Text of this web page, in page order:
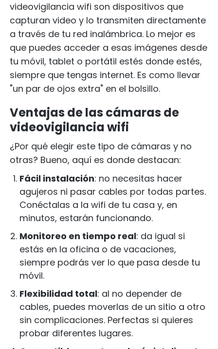
videovigilancia wifi son dispositivos que
capturan video y lo transmiten directamente
a través de tu red inalámbrica. Lo mejor es
que puedes acceder a esas imágenes desde
tu móvil, tablet o portátil estés donde estés,
siempre que tengas internet. Es como llevar
"un par de ojos extra" en el bolsillo.
Ventajas de las cámaras de
videovigilancia wifi
¿Por qué elegir este tipo de cámaras y no
otras? Bueno, aquí es donde destacan:
Fácil instalación: no necesitas hacer
agujeros ni pasar cables por todas partes.
Conéctalas a la wifi de tu casa y, en
minutos, estarán funcionando.
Monitoreo en tiempo real: da igual si
estás en la oficina o de vacaciones,
siempre podrás ver lo que pasa desde tu
móvil.
Flexibilidad total: al no depender de
cables, puedes moverlas de un sitio a otro
sin complicaciones. Perfectas si quieres
probar diferentes lugares.